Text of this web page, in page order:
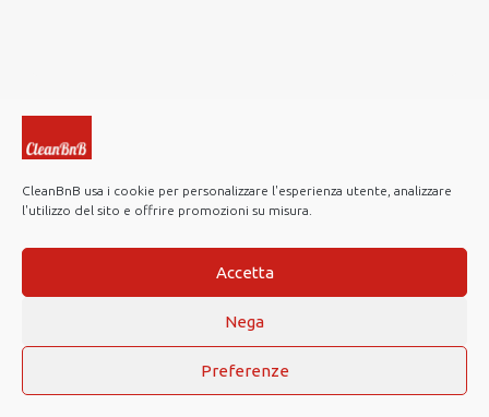
CleanBnB usa i cookie per personalizzare l'esperienza utente, analizzare
l'utilizzo del sito e offrire promozioni su misura.
Accetta
Nega
Preferenze
Investor Relations
Note Legali
Privacy policy
Cookie Policy
Web Agency